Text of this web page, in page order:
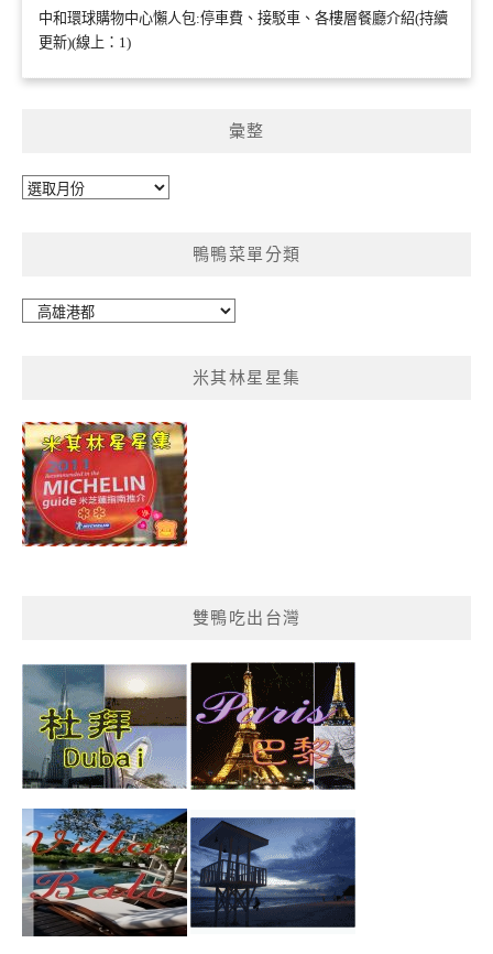
中和環球購物中心懶人包:停車費、接駁車、各樓層餐廳介紹(持續
更新)(線上：1)
彙整
彙
鴨鴨菜單分類
類
米其林星星集
雙鴨吃出台灣